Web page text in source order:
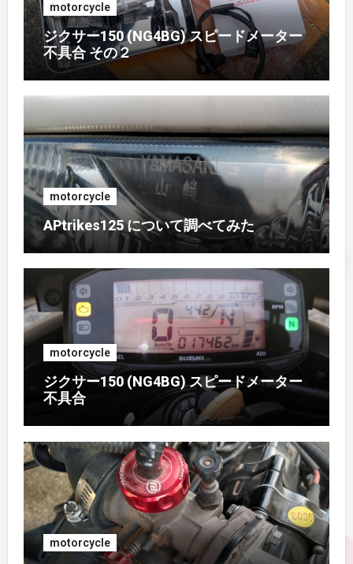
2017年4月 (1)
2017年3月
2017年2月
2017年1月 (1)
2016年10月 (1)
2016年9月 (3)
2016年8月 (2)
2016年7月 (1)
2016年6月 (3)
2016年5月 (4)
2016年4月 (2)
2015年11月 (2)
2015年9月 (3)
motorcycle
ジクサー150 (NG4BG) スピードメーター
不具合 その２
motorcycle
APtrikes125 について調べてみた
motorcycle
ジクサー150 (NG4BG) スピードメーター
不具合
motorcycle